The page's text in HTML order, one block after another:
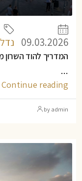
09.03.2026
המדריך להוד השרון
...
Continue reading
by admin